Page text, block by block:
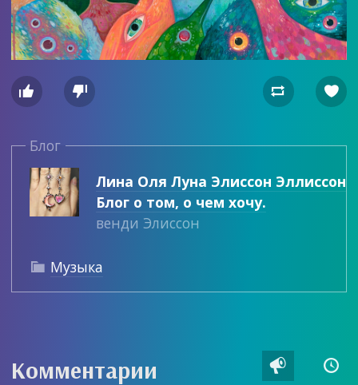
   
Блог
Лина Оля Луна Элиссон Эллиссон
Блог о том, о чем хочу.
венди Элиссон
 Музыка
Комментарии  